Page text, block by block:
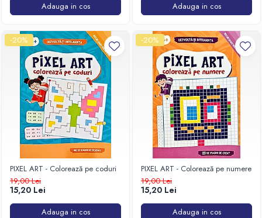
Adauga in cos Adauga in cos
-20%
PIXEL ART - Colorează pe coduri
19,00 Lei
15,20 Lei
Adauga in cos
-20%
PIXEL ART - Colorează pe numere
19,00 Lei
15,20 Lei
Adauga in cos